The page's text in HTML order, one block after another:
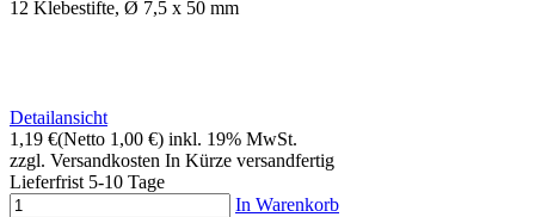
12 Klebestifte, Ø 7,5 x 50 mm
Detailansicht
1,19 €(Netto 1,00 €) inkl. 19% MwSt.
zzgl. Versandkosten In Kürze versandfertig
Lieferfrist 5-10 Tage
In Warenkorb